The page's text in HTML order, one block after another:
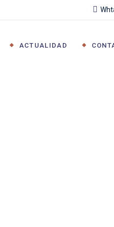
ACTUALIDAD